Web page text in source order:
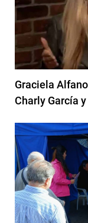
Graciela
Charly García